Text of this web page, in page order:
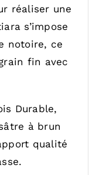
réaliser une
s’impose
notoire, ce
fin avec
Durable,
à brun
qualité